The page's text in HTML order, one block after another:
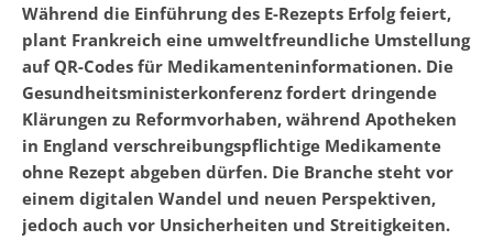
Während die Einführung des E-Rezepts Erfolg feiert,
plant Frankreich eine umweltfreundliche Umstellung
auf QR-Codes für Medikamenteninformationen. Die
Gesundheitsministerkonferenz fordert dringende
Klärungen zu Reformvorhaben, während Apotheken
in England verschreibungspflichtige Medikamente
ohne Rezept abgeben dürfen. Die Branche steht vor
einem digitalen Wandel und neuen Perspektiven,
jedoch auch vor Unsicherheiten und Streitigkeiten.